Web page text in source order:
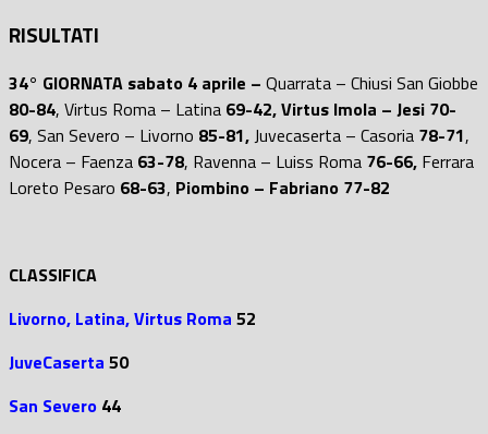
RISULTATI
34° GIORNATA sabato 4 aprile – Quarrata – Chiusi San Giobbe
80-84, Virtus Roma – Latina 69-42,Virtus Imola – Jesi 70-
69, San Severo – Livorno 85-81,Juvecaserta – Casoria 78-71,
Nocera – Faenza 63-78, Ravenna – Luiss Roma 76-66, Ferrara
Loreto Pesaro 68-63, Piombino – Fabriano 77-82
CLASSIFICA
Livorno, Latina,Virtus Roma 52
JuveCaserta 50
San Severo 44